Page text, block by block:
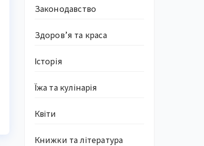
Законодавство
Здоров’я та краса
Історія
Їжа та кулінарія
Квіти
Книжки та література